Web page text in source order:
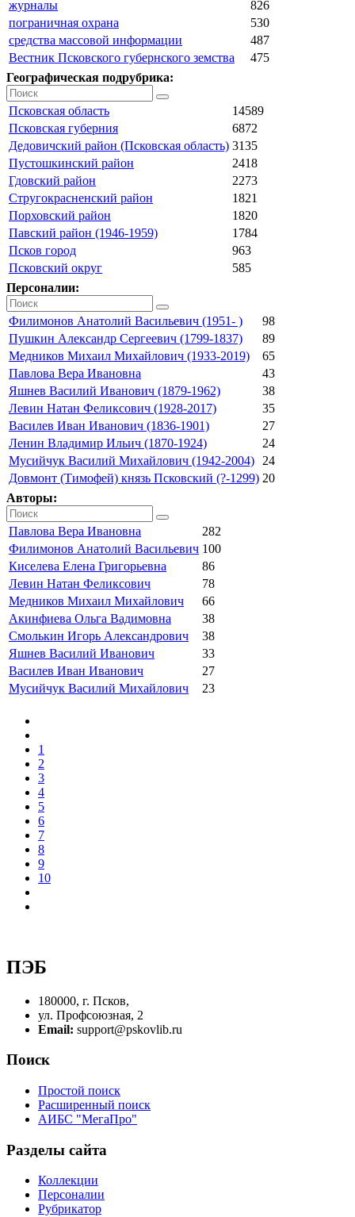
журналы
826
пограничная охрана
530
средства массовой информации
487
Вестник Псковского губернского земства
475
Географическая подрубрика:
Псковская область
14589
Псковская губерния
6872
Дедовичский район (Псковская область) 3135
Пустошкинский район
2418
Гдовский район
2273
Стругокрасненский район
1821
Порховский район
1820
Павский район (1946-1959)
1784
Псков город
963
Псковский округ
585
Персоналии:
Филимонов Анатолий Васильевич (1951- )
98
Пушкин Александр Сергеевич (1799-1837)
89
Медников Михаил Михайлович (1933-2019)
65
Павлова Вера Ивановна
43
Яшнев Василий Иванович (1879-1962)
38
Левин Натан Феликсович (1928-2017)
35
Василев Иван Иванович (1836-1901)
27
Ленин Владимир Ильич (1870-1924)
24
Мусийчук Василий Михайлович (1942-2004)
24
Довмонт (Тимофей) князь Псковский (?-1299) 20
Авторы:
Павлова Вера Ивановна
282
Филимонов Анатолий Васильевич 100
Киселева Елена Григорьевна
86
Левин Натан Феликсович
78
Медников Михаил Михайлович
66
Акинфиева Ольга Вадимовна
38
Смолькин Игорь Александрович
38
Яшнев Василий Иванович
33
Василев Иван Иванович
27
Мусийчук Василий Михайлович
23
1
2
3
4
5
6
7
8
9
10
ПЭБ
180000, г. Псков,
ул. Профсоюзная, 2
Email: support@pskovlib.ru
Поиск
Простой поиск
Расширенный поиск
АИБС "МегаПро"
Разделы сайта
Коллекции
Персоналии
Рубрикатор